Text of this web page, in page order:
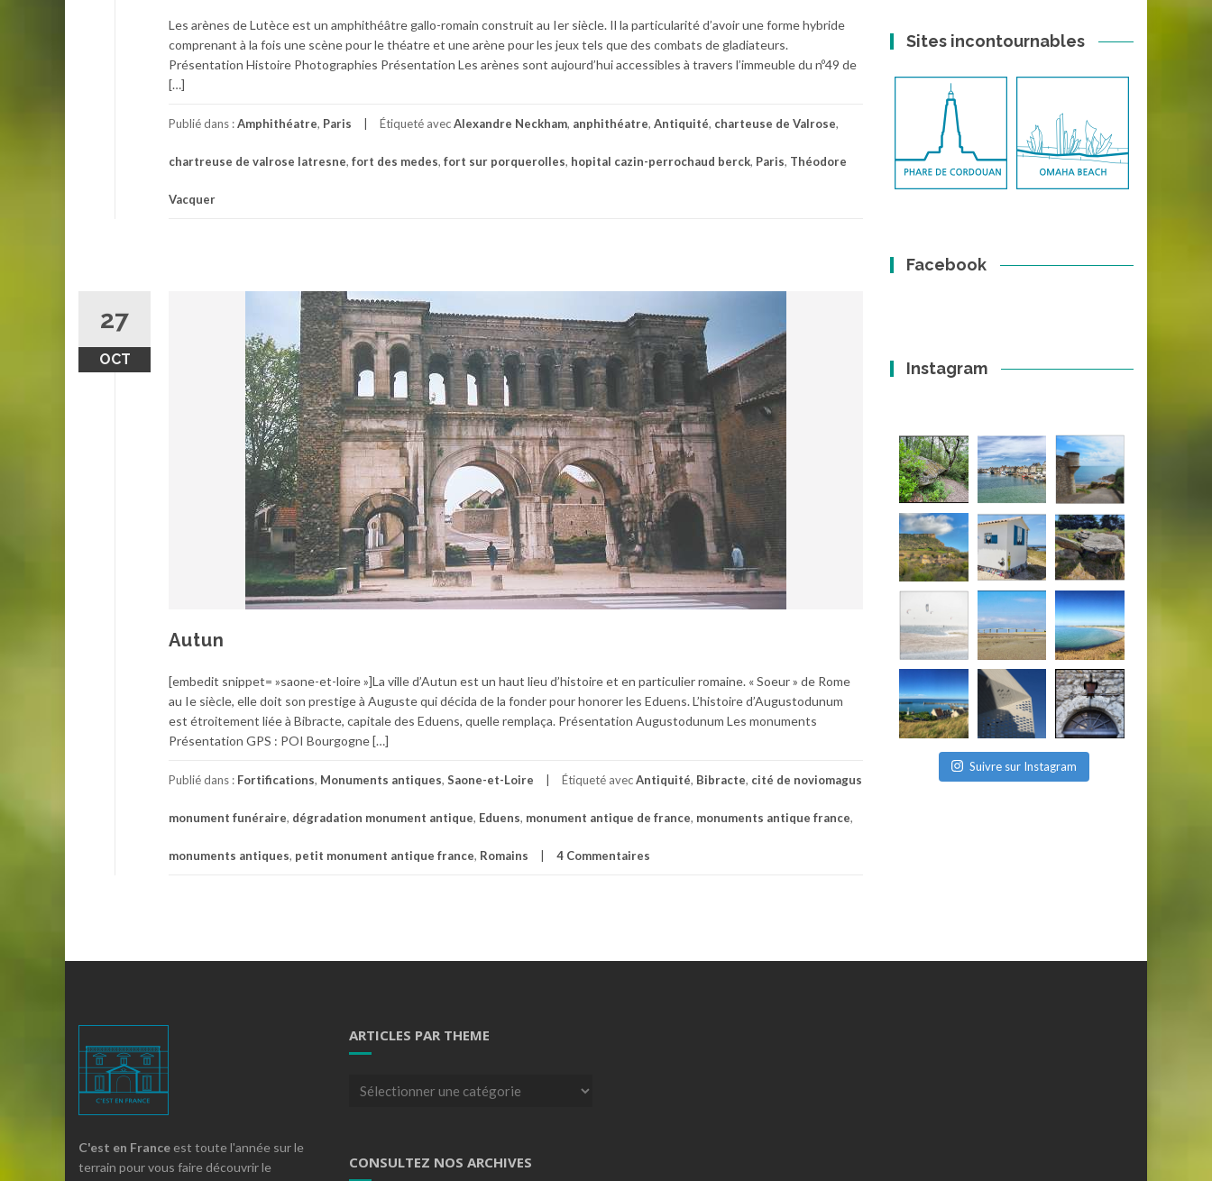
Les arènes de Lutèce est un amphithéâtre gallo-romain construit au Ier siècle. Il la particularité d’avoir une forme hybride
comprenant à la fois une scène pour le théatre et une arène pour les jeux tels que des combats de gladiateurs.
Présentation Histoire Photographies Présentation Les arènes sont aujourd’hui accessibles à travers l’immeuble du nº49 de
[…]
Publié dans :Amphithéatre, Paris Étiqueté avecAlexandre Neckham, anphithéatre, Antiquité, charteuse de Valrose,
chartreuse de valrose latresne, fort des medes, fort sur porquerolles, hopital cazin-perrochaud berck, Paris, Théodore
Vacquer
27
OCT
Autun
[embedit snippet= »saone-et-loire »]La ville d’Autun est un haut lieu d’histoire et en particulier romaine. « Soeur » de Rome
au Ie siècle, elle doit son prestige à Auguste qui décida de la fonder pour honorer les Eduens. L’histoire d’Augustodunum
est étroitement liée à Bibracte, capitale des Eduens, quelle remplaça. Présentation Augustodunum Les monuments
Présentation GPS : POI Bourgogne […]
Publié dans : Fortifications, Monuments antiques, Saone-et-Loire Étiqueté avecAntiquité, Bibracte, cité de noviomagus
monument funéraire, dégradation monument antique, Eduens, monument antique de france, monuments antique france,
monuments antiques, petit monument antique france, Romains 4 Commentaires
Sites incontournables
Facebook
Instagram
Suivre sur Instagram
C'est en France est toute l'année sur le
terrain pour vous faire découvrir le
ARTICLES PAR THEME
Articles
CONSULTEZ NOS ARCHIVES